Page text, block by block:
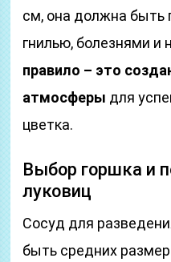
см, она должна быть
гнилью, болезнями и
правило – это
атмосферы для
цветка.
Выбор горшка и
луковиц
Сосуд для
быть средних